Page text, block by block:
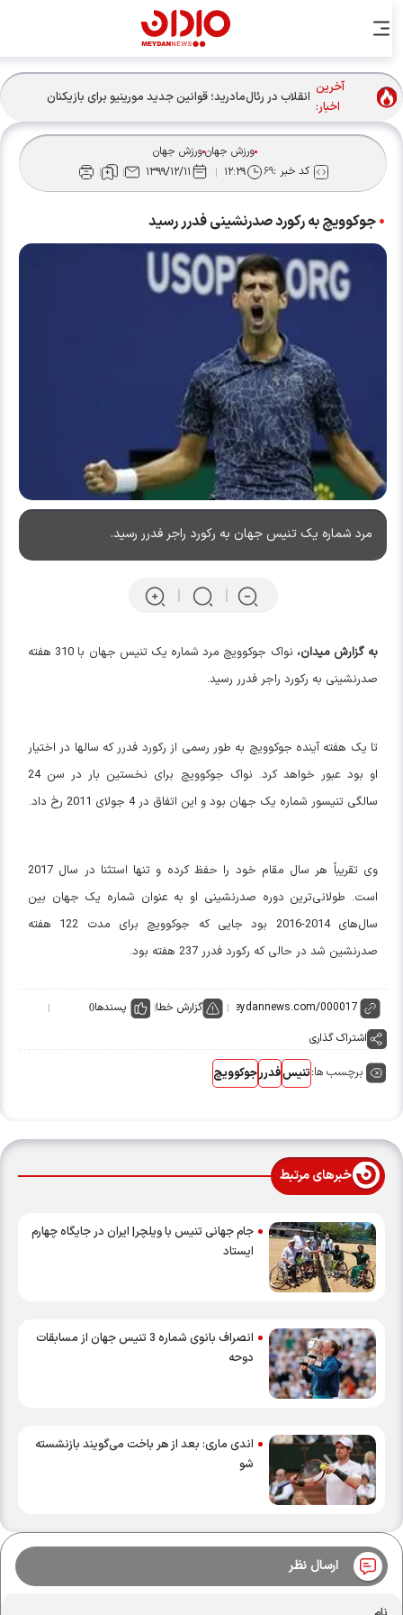
آخرین
اخبار:
انقلاب در رئال‌مادرید؛ قوانین جدید مورینیو برای بازیکنان
ورزش جهانورزش جهان
کد خبر :۶۹ ۱۲:۲۹ ۱۳۹۹/۱۲/۱۱
جوکوویچ به رکورد صدرنشینی فدرر رسید
مرد شماره یک تنیس جهان به رکورد راجر فدرر رسید.
به گزارش میدان،
نواک جوکوویچ مرد شماره یک تنیس جهان با 310 هفته
صدرنشینی به رکورد راجر فدرر رسید.
تا یک هفته آینده جوکوویچ به طور رسمی از رکورد فدرر که سالها در اختیار
او بود عبور خواهد کرد. نواک جوکوویچ برای نخستین بار در سن 24
سالگی تنیسور شماره یک جهان بود و این اتفاق در 4 جولای 2011 رخ داد.
وی تقریباً هر سال مقام خود را حفظ کرده و تنها استثنا در سال 2017
است. طولانی‌ترین دوره صدرنشینی او به عنوان شماره یک جهان بین
سال‌های 2014-2016 بود جایی که جوکوویچ برای مدت 122 هفته
صدرنشین شد در حالی که رکورد فدرر 237 هفته بود.
گزارش خطا پسندها0
اشتراک گذاری
برچسب ها:تنیسفدررجوکوویچ
خبرهای مرتبط
جام‌ جهانی تنیس با ویلچر| ایران در جایگاه چهارم
ایستاد
انصراف بانوی شماره 3 تنیس جهان از مسابقات
دوحه
اندی ماری: بعد از هر باخت می‌گویند بازنشسته
شو
ارسال نظر